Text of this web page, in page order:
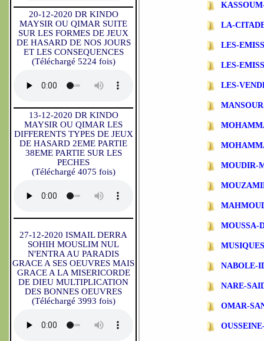
20-12-2020 DR KINDO
MAYSIR OU QIMAR SUITE
SUR LES FORMES DE JEUX
DE HASARD DE NOS JOURS
ET LES CONSEQUENCES
(Téléchargé 5224 fois)
13-12-2020 DR KINDO
MAYSIR OU QIMAR LES
DIFFERENTS TYPES DE JEUX
DE HASARD 2EME PARTIE
38EME PARTIE SUR LES
PECHES
(Téléchargé 4075 fois)
27-12-2020 ISMAIL DERRA
SOHIH MOUSLIM NUL
N'ENTRA AU PARADIS
GRACE A SES OEUVRES MAIS
GRACE A LA MISERICORDE
DE DIEU MULTIPLICATION
DES BONNES OEUVRES
(Téléchargé 3993 fois)
LA-
LES-
LES-
LES-
MOUDIR-
MOUSSA-
NABOLE-
NARE-
OMAR-